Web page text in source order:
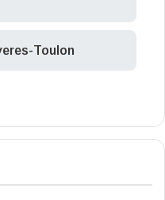
Toulon